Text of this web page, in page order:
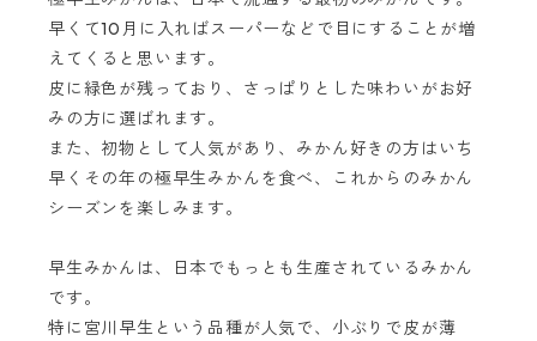
早くて10月に入ればスーパーなどで目にすることが増
えてくると思います。
皮に緑色が残っており、さっぱりとした味わいがお好
みの方に選ばれます。
また、初物として人気があり、みかん好きの方はいち
早くその年の極早生みかんを食べ、これからのみかん
シーズンを楽しみます。
早生みかんは、日本でもっとも生産されているみかん
です。
特に宮川早生という品種が人気で、小ぶりで皮が薄